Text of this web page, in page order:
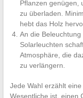
Pflanzen genügen,
zu überladen.
hebt das Holz
An die
Solarleuchten
Atmosphäre, die
zu verlängern.
Jede Wahl erzählt
Wesentliche ist, einen